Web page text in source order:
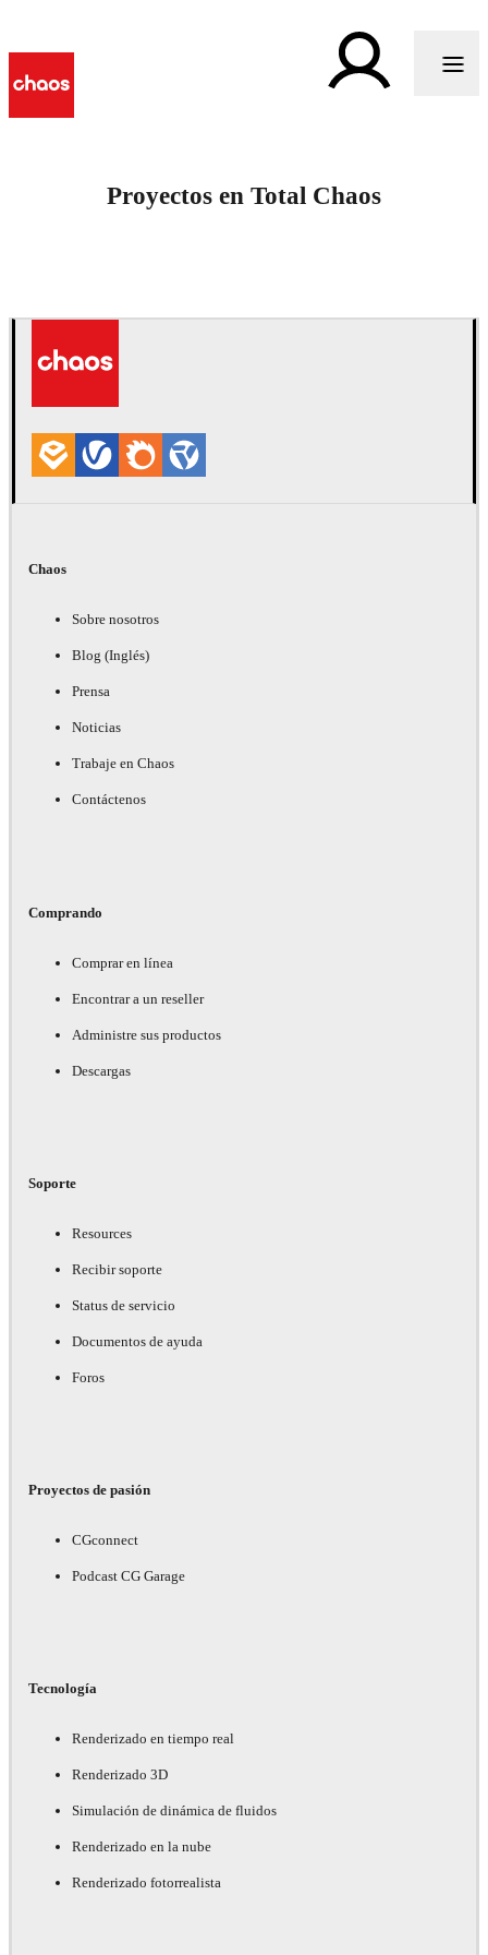
Proyectos en Total Chaos
Chaos
Sobre nosotros
Blog (Inglés)
Prensa
Noticias
Trabaje en Chaos
Contáctenos
Comprando
Comprar en línea
Encontrar a un reseller
Administre sus productos
Descargas
Soporte
Resources
Recibir soporte
Status de servicio
Documentos de ayuda
Foros
Proyectos de pasión
CGconnect
Podcast CG Garage
Tecnología
Renderizado en tiempo real
Renderizado 3D
Simulación de dinámica de fluidos
Renderizado en la nube
Renderizado fotorrealista